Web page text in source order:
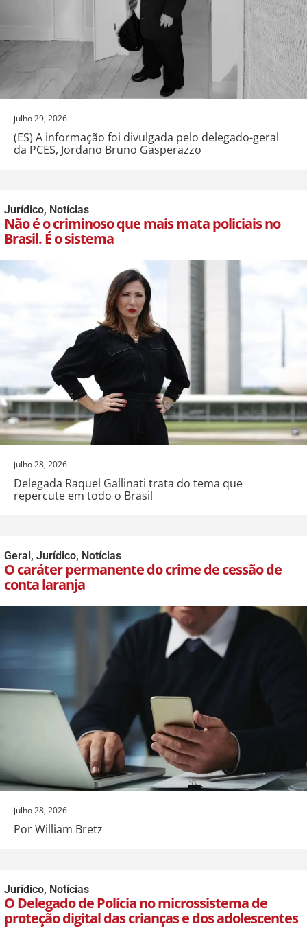
julho 29, 2026
(ES) A informação foi divulgada pelo delegado-geral
da PCES, Jordano Bruno Gasperazzo
Jurídico, Notícias
Não é o criminoso que mais mata policiais no
Brasil. É o sistema
julho 28, 2026
Delegada Raquel Gallinati trata do tema que
repercute em todo o Brasil
Geral, Jurídico, Notícias
O caráter permanente do crime de cessão de
conta laranja
julho 28, 2026
Por William Bretz
Jurídico, Notícias
O Delegado de Polícia no microssistema de
proteção digital das crianças e dos adolescentes